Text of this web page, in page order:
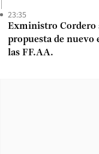
23:35
Exministro Cordero
propuesta de nuevo
las FF.AA.